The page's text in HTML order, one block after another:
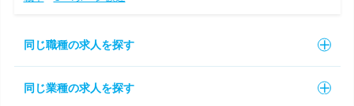
同じ職種の求人を探す
同じ業種の求人を探す